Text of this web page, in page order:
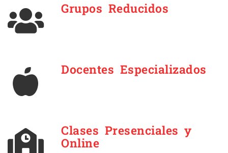
Grupos Reducidos
Docentes Especializados
Clases Presenciales y
Online